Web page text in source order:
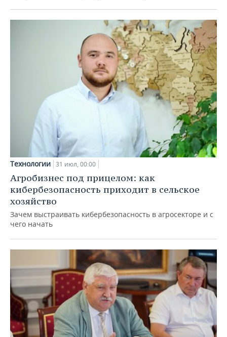
Технологии 31 июл, 00:00
Агробизнес под прицелом: как
кибербезопасность приходит в сельское
хозяйство
Зачем выстраивать кибербезопасность в агросекторе и с
чего начать